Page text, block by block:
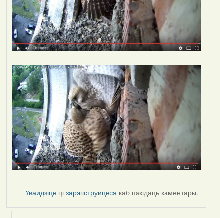
Увайдзіце цізарэгіструйцеся каб пакідаць каментары.